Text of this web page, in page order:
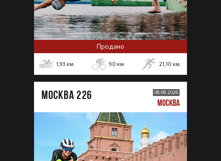
Продано
1,93 км 90 км 21,10 км
МОСКВА 226 08.08.2026
МОСКВА